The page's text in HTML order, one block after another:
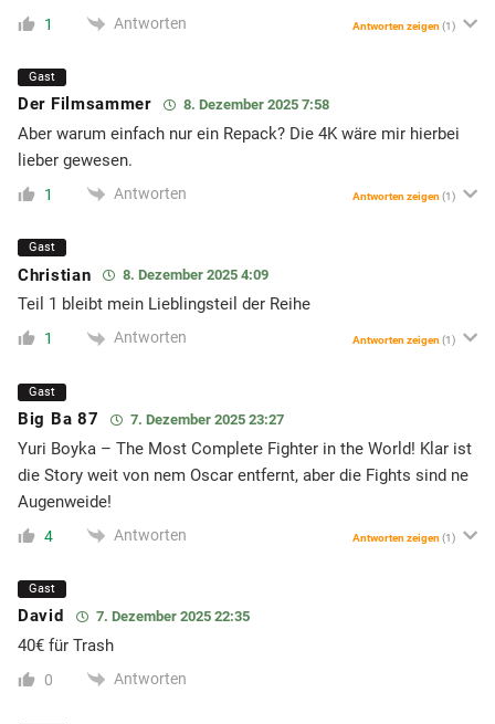
1 Antworten Antworten zeigen (1)
Gast
Der Filmsammer 8. Dezember 2025 7:58
Aber warum einfach nur ein Repack? Die 4K wäre mir hierbei
lieber gewesen.
1 Antworten Antworten zeigen (1)
Gast
Christian 8. Dezember 2025 4:09
Teil 1 bleibt mein Lieblingsteil der Reihe
1 Antworten Antworten zeigen (1)
Gast
Big Ba 87 7. Dezember 2025 23:27
Yuri Boyka – The Most Complete Fighter in the World! Klar ist
die Story weit von nem Oscar entfernt, aber die Fights sind ne
Augenweide!
4 Antworten Antworten zeigen (1)
Gast
David 7. Dezember 2025 22:35
40€ für Trash
0 Antworten